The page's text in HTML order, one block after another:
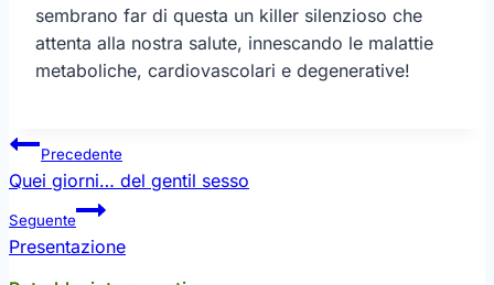
sembrano far di questa un killer silenzioso che
attenta alla nostra salute, innescando le malattie
metaboliche, cardiovascolari e degenerative!
Navigazione
articoli
Precedente
Quei giorni… del gentil sesso
Seguente
Presentazione